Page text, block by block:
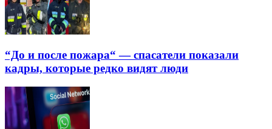
“До и после пожара“ — спасатели показали
кадры, которые редко видят люди